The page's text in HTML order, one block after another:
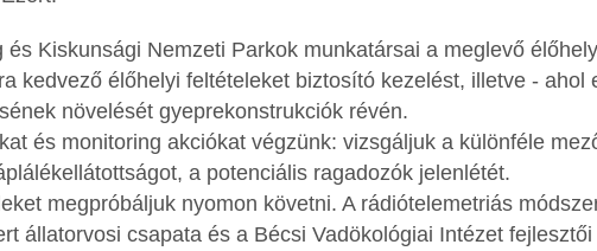
és Kiskunsági Nemzeti Parkok munkatársai a meglevő
kedvező élőhelyi feltételeket biztosító kezelést, illetve - ahol
növelését gyeprekonstrukciók révén.
és monitoring akciókat végzünk: vizsgáljuk a különféle
a potenciális ragadozók jelenlétét.
megpróbáljuk nyomon követni. A rádiótelemetriás
állatorvosi csapata és a Bécsi Vadökológiai Intézet